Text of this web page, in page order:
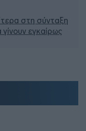
στη σύνταξη
εγκαίρως